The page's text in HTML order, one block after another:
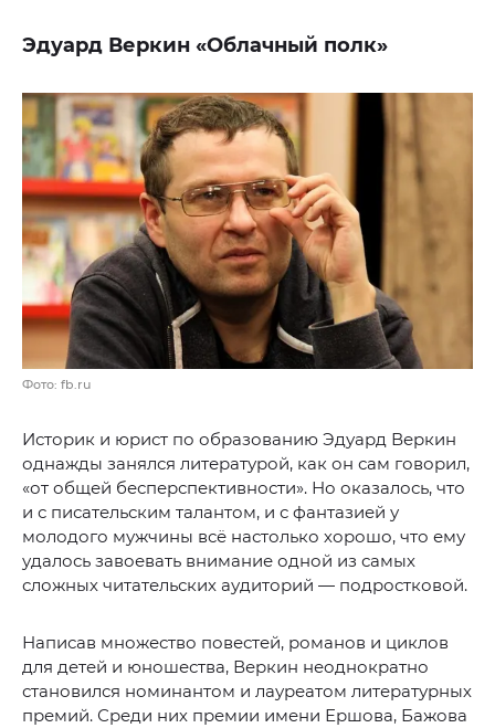
Эдуард Веркин «Облачный полк»
Фото: fb.ru
Историк и юрист по образованию Эдуард Веркин
однажды занялся литературой, как он сам говорил,
«от общей бесперспективности». Но оказалось, что
и с писательским талантом, и с фантазией у
молодого мужчины всё настолько хорошо, что ему
удалось завоевать внимание одной из самых
сложных читательских аудиторий — подростковой.
Написав множество повестей, романов и циклов
для детей и юношества, Веркин неоднократно
становился номинантом и лауреатом литературных
премий. Среди них премии имени Ершова, Бажова